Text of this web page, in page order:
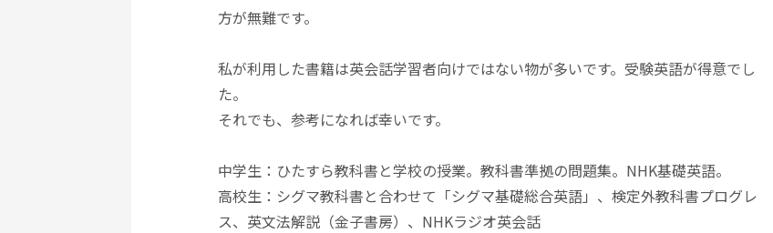
方が無難です。
私が利用した書籍は英会話学習者向けではない物が多いです。受験英語が得意でし
た。
それでも、参考になれば幸いです。
中学生：ひたすら教科書と学校の授業。教科書準拠の問題集。NHK基礎英語。
高校生：シグマ教科書と合わせて「シグマ基礎総合英語」、検定外教科書プログレ
ス、英文法解説（金子書房）、NHKラジオ英会話